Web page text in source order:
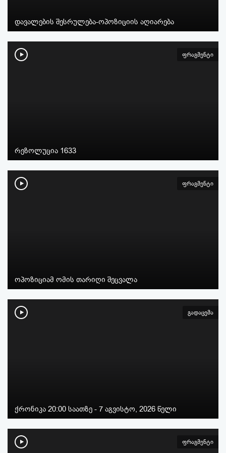
დავალების შესრულება-ოპოზიციის აღიარება
ფრაგმენტი
რეზოლუცია 1633
ფრაგმენტი
ოპოზიციამ ომის თარიღი შეცვალა
გადაცემა
ქრონიკა 20:00 საათზე - 7 აგვისტო, 2026 წელი
ფრაგმენტი